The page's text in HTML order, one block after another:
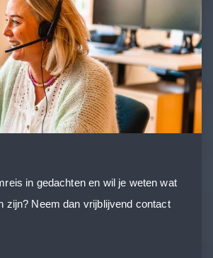
in gedachten en wil je weten wat
zijn? Neem dan vrijblijvend contact